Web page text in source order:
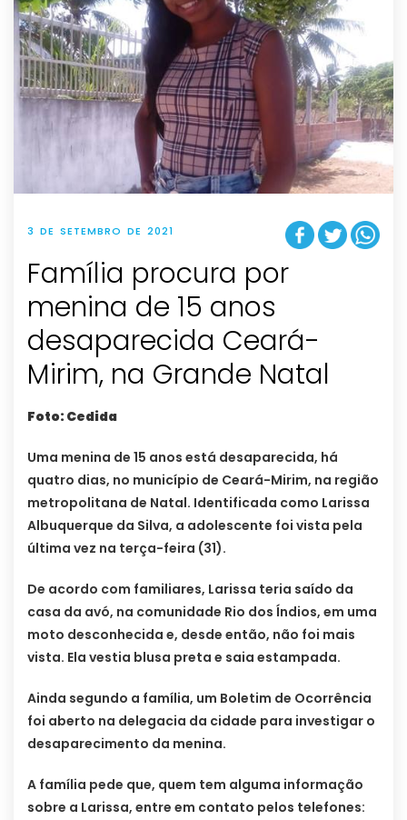
3 DE SETEMBRO DE 2021
Família procura por
menina de 15 anos
desaparecida Ceará-
Mirim, na Grande Natal
Foto: Cedida
Uma menina de 15 anos está desaparecida, há
quatro dias, no município de Ceará-Mirim, na região
metropolitana de Natal. Identificada como Larissa
Albuquerque da Silva, a adolescente foi vista pela
última vez na terça-feira (31).
De acordo com familiares, Larissa teria saído da
casa da avó, na comunidade Rio dos Índios, em uma
moto desconhecida e, desde então, não foi mais
vista. Ela vestia blusa preta e saia estampada.
Ainda segundo a família, um Boletim de Ocorrência
foi aberto na delegacia da cidade para investigar o
desaparecimento da menina.
A família pede que, quem tem alguma informação
sobre a Larissa, entre em contato pelos telefones: